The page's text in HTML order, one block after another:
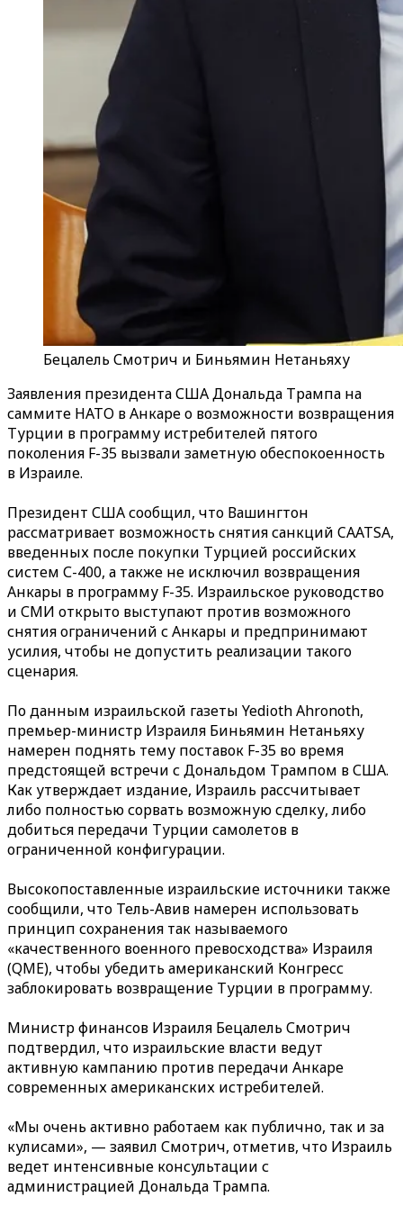
Бецалель Смотрич и Биньямин Нетаньяху
Заявления президента США Дональда Трампа на
саммите НАТО в Анкаре о возможности возвращения
Турции в программу истребителей пятого
поколения F-35 вызвали заметную обеспокоенность
в Израиле.
Президент США сообщил, что Вашингтон
рассматривает возможность снятия санкций CAATSA,
введенных после покупки Турцией российских
систем С-400, а также не исключил возвращения
Анкары в программу F-35. Израильское руководство
и СМИ открыто выступают против возможного
снятия ограничений с Анкары и предпринимают
усилия, чтобы не допустить реализации такого
сценария.
По данным израильской газеты Yedioth Ahronoth,
премьер-министр Израиля Биньямин Нетаньяху
намерен поднять тему поставок F-35 во время
предстоящей встречи с Дональдом Трампом в США.
Как утверждает издание, Израиль рассчитывает
либо полностью сорвать возможную сделку, либо
добиться передачи Турции самолетов в
ограниченной конфигурации.
Высокопоставленные израильские источники также
сообщили, что Тель-Авив намерен использовать
принцип сохранения так называемого
«качественного военного превосходства» Израиля
(QME), чтобы убедить американский Конгресс
заблокировать возвращение Турции в программу.
Министр финансов Израиля Бецалель Смотрич
подтвердил, что израильские власти ведут
активную кампанию против передачи Анкаре
современных американских истребителей.
«Мы очень активно работаем как публично, так и за
кулисами», — заявил Смотрич, отметив, что Израиль
ведет интенсивные консультации с
администрацией Дональда Трампа.